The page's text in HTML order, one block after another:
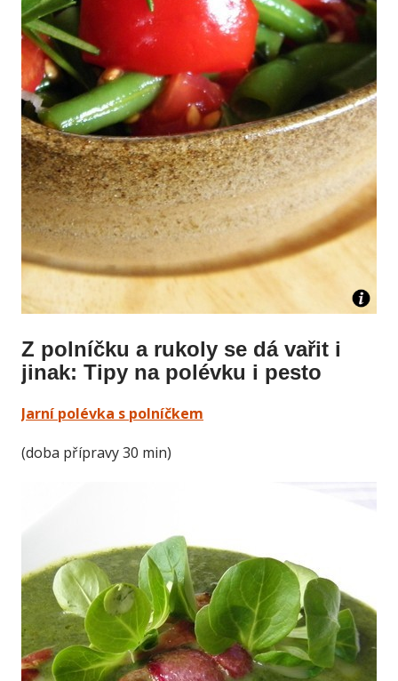
Z polníčku a rukoly se dá vařit i
jinak: Tipy na polévku i pesto
Jarní polévka s polníčkem
(doba přípravy 30 min)